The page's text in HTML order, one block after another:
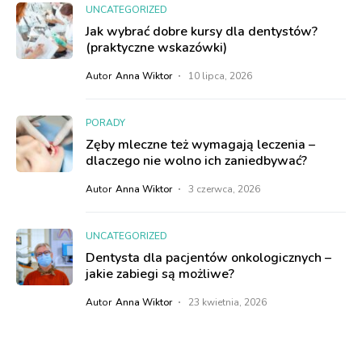
UNCATEGORIZED
Jak wybrać dobre kursy dla dentystów?
(praktyczne wskazówki)
Autor Anna Wiktor 10 lipca, 2026
PORADY
Zęby mleczne też wymagają leczenia –
dlaczego nie wolno ich zaniedbywać?
Autor Anna Wiktor 3 czerwca, 2026
UNCATEGORIZED
Dentysta dla pacjentów onkologicznych –
jakie zabiegi są możliwe?
Autor Anna Wiktor 23 kwietnia, 2026